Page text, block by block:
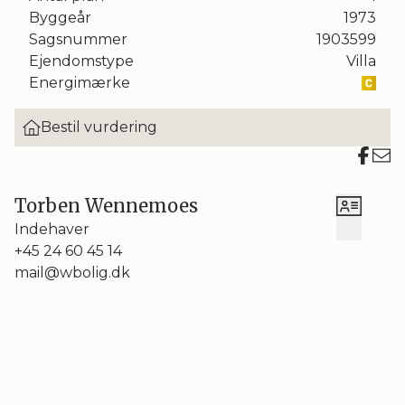
Byggeår
1973
Sagsnummer
1903599
Ejendomstype
Villa
Energimærke
Bestil vurdering
Torben Wennemoes
Indehaver
+45 24 60 45 14
mail@wbolig.dk